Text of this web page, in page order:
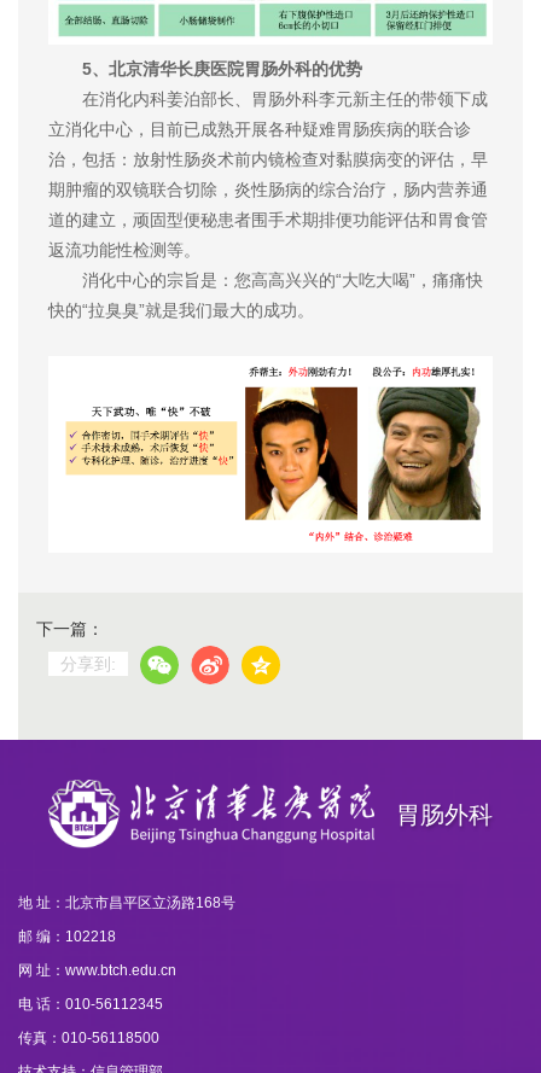
5、北京清华长庚医院胃肠外科的优势
在消化内科姜泊部长、胃肠外科李元新主任的带领下成
立消化中心，目前已成熟开展各种疑难胃肠疾病的联合诊
治，包括：放射性肠炎术前内镜检查对黏膜病变的评估，早
期肿瘤的双镜联合切除，炎性肠病的综合治疗，肠内营养通
道的建立，顽固型便秘患者围手术期排便功能评估和胃食管
返流功能性检测等。
消化中心的宗旨是：您高高兴兴的“大吃大喝”，痛痛快
快的“拉臭臭”就是我们最大的成功。
下一篇：
分享到:
胃肠外科
地 址：北京市昌平区立汤路168号
邮 编：102218
网 址：www.btch.edu.cn
电 话：010-56112345
传真：010-56118500